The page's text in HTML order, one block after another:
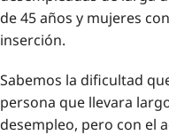
de 45 años y mujeres
inserción.
Sabemos la dificultad
persona que llevara
desempleo, pero con el